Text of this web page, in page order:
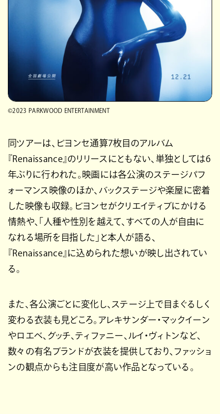
©2023 PARKWOOD ENTERTAINMENT
同ツアーは、ビヨンセ通算7枚目のアルバム
『Renaissance』のリリースにともない、単独としては6
年ぶりに行われた。映画には各公演のステージパフ
ォーマンス映像のほか、バックステージや楽屋に密着
した映像も収録。ビヨンセがクリエイティブにかける
情熱や、「人種や性別を越えて、すべての人が自由に
なれる場所を目指した」と本人が語る、
『Renaissance』に込められた想いが映し出されてい
る。
また、各公演ごとに変化し、ステージ上で目まぐるしく
変わる衣装も見どころ。アレキサンダー・マックイーン
やロエベ、グッチ、ティファニー、ルイ・ヴィトンなど、
数々の有名ブランドが衣装を提供しており、ファッショ
ンの観点からも注目度が高い作品となっている。